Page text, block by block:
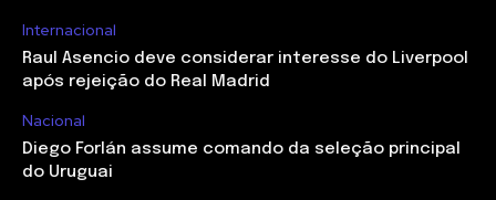
Internacional
Raul Asencio deve considerar interesse do Liverpool
após rejeição do Real Madrid
Nacional
Diego Forlán assume comando da seleção principal
do Uruguai